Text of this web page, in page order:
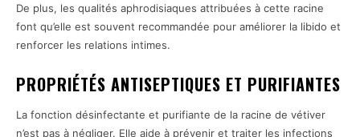
De plus, les qualités aphrodisiaques attribuées à cette racine
font qu’elle est souvent recommandée pour améliorer la libido et
renforcer les relations intimes.
PROPRIÉTÉS ANTISEPTIQUES ET PURIFIANTES
La fonction désinfectante et purifiante de la racine de vétiver
n’est pas à négliger. Elle aide à prévenir et traiter les infections